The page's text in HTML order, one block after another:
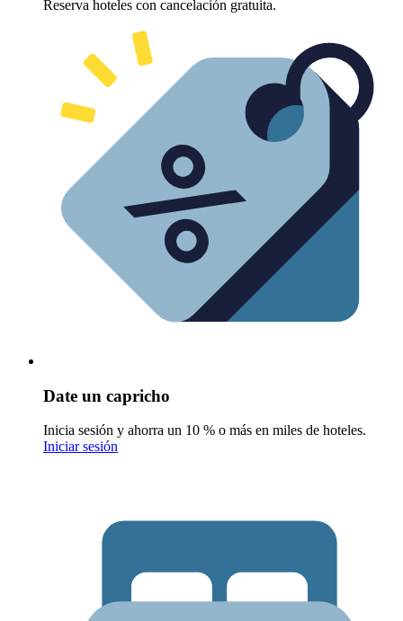
Reserva hoteles con cancelación gratuita.
Date un capricho
Inicia sesión y ahorra un 10 % o más en miles de hoteles.
Iniciar sesión